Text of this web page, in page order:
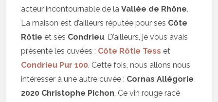
acteur incontournable de laVallée de Rhône.
La maison est d’ailleurs réputée pour ses Côte
Rôtie et ses Condrieu. D’ailleurs, je vous avais
présenté les cuvées : Côte Rôtie Tess et
Condrieu Pur 100. Cette fois, nous allons nous
intéresser à une autre cuvée : Cornas Allégorie
2020 Christophe Pichon. Ce vin rouge racé